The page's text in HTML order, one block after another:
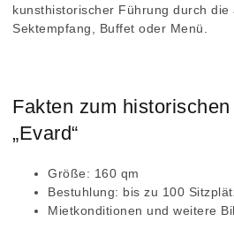
kunsthistorischer Führung durch die
Sektempfang, Buffet oder Menü.
Fakten zum
„Evard“
Größe: 160 qm
Bestuhlung: bis zu 100
Mietkonditionen und weitere